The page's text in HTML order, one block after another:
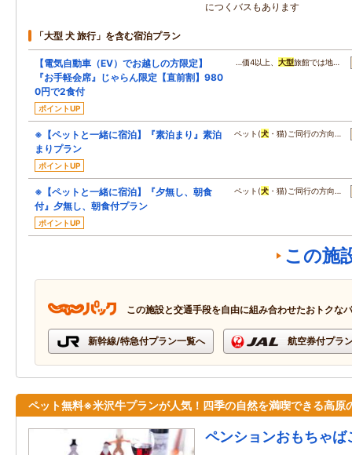
につくバスもあります
「大型 犬 旅行」を含む宿泊プラン
【電気自動車（EV）でお越しの方限定】
『お手軽会席』じゃらん限定【直前割】980
0円で2食付
ポイントUP
…価4以上、 大型旅館では地…
※【ペットと一緒に宿泊】『素泊まり』素泊
まりプラン
ポイントUP
ペット(犬 ・猫)ご同行の方向…
※【ペットと一緒に宿泊】『夕無し、朝食
付』夕無し、朝食付プラン
ポイントUP
ペット(犬 ・猫)ご同行の方向…
この施
この施設と交通手段を自由に組み合わせたおトクな
新幹線/特急付プラン一覧へ 航空券付プラ
ペット無料※米沢牛プランが人気！四季の自然を満喫できる高原
ペンションおもちゃば